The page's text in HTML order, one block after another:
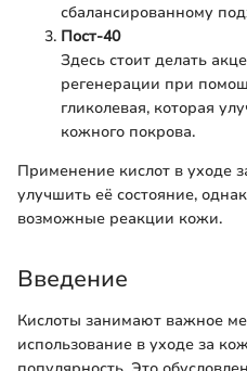
сбалансированному
Пост-40
Здесь стоит делать
регенерации при
гликолевая, которая
кожного покрова.
Применение кислот в уходе
улучшить её состояние,
возможные реакции кожи.
Введение
Кислоты занимают важное
использование в уходе за